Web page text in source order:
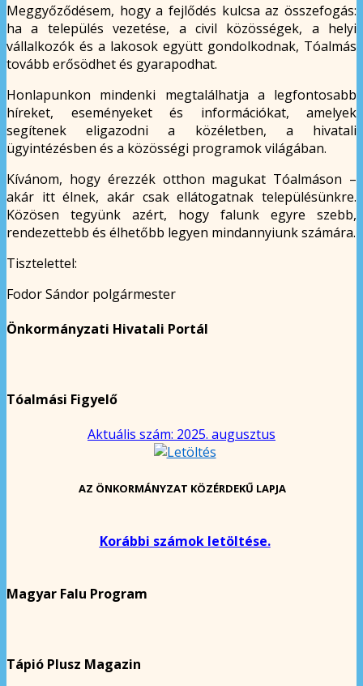
Meggyőződésem, hogy a fejlődés kulcsa az összefogás:
ha a település vezetése, a civil közösségek, a helyi
vállalkozók és a lakosok együtt gondolkodnak, Tóalmás
tovább erősödhet és gyarapodhat.
Honlapunkon mindenki megtalálhatja a legfontosabb
híreket, eseményeket és információkat, amelyek
segítenek eligazodni a közéletben, a hivatali
ügyintézésben és a közösségi programok világában.
Kívánom, hogy érezzék otthon magukat Tóalmáson –
akár itt élnek, akár csak ellátogatnak településünkre.
Közösen tegyünk azért, hogy falunk egyre szebb,
rendezettebb és élhetőbb legyen mindannyiunk számára.
Tisztelettel:
Fodor Sándor polgármester
Önkormányzati Hivatali Portál
Tóalmási Figyelő
Aktuális szám: 2025. augusztus
AZ ÖNKORMÁNYZAT KÖZÉRDEKŰ LAPJA
Korábbi számok letöltése.
Magyar Falu Program
Tápió Plusz Magazin